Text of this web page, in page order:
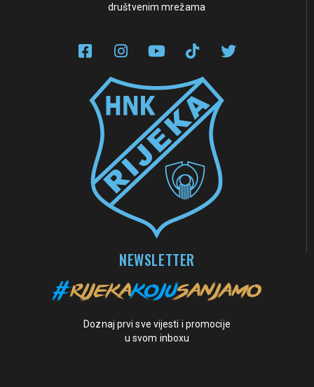
društvenim mrežama
NEWSLETTER
Doznaj prvi sve vijesti i promocije
u svom inboxu